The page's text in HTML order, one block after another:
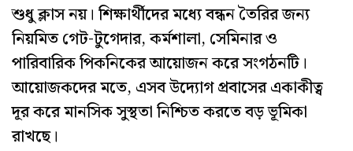
শুধু ক্লাস নয়। শিক্ষার্থীদের মধ্যে বন্ধন তৈরির জন্য
নিয়মিত গেট-টুগেদার, কর্মশালা, সেমিনার ও
পারিবারিক পিকনিকের আয়োজন করে সংগঠনটি।
আয়োজকদের মতে, এসব উদ্যোগ প্রবাসের একাকীত্ব
দূর করে মানসিক সুস্থতা নিশ্চিত করতে বড় ভূমিকা
রাখছে।